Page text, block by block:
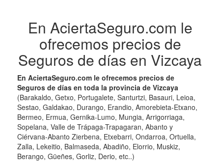
En AciertaSeguro.com le
ofrecemos precios de
Seguros de días en Vizcaya
En AciertaSeguro.com le ofrecemos precios de
Seguros de días en toda la provincia de Vizcaya
(Barakaldo, Getxo, Portugalete, Santurtzi, Basauri, Leioa,
Sestao, Galdakao, Durango, Erandio, Amorebieta-Etxano,
Bermeo, Ermua, Gernika-Lumo, Mungia, Arrigorriaga,
Sopelana, Valle de Trápaga-Trapagaran, Abanto y
Ciérvana-Abanto Zierbena, Etxebarri, Ondarroa, Ortuella,
Zalla, Lekeitio, Balmaseda, Abadiño, Elorrio, Muskiz,
Berango, Güeñes, Gorliz, Derio, etc..)